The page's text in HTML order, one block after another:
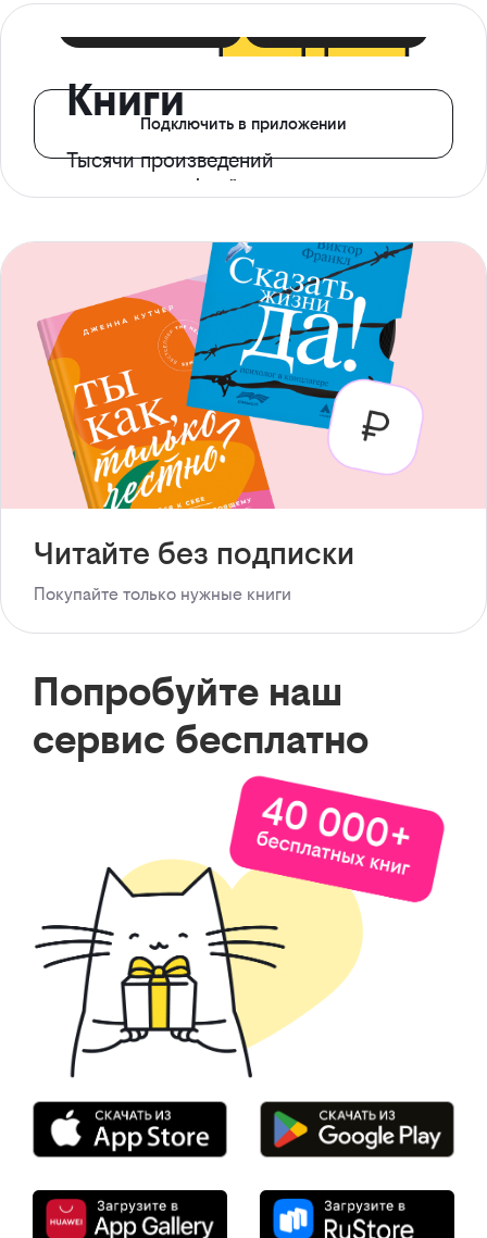
Книги
Тысячи произведений
с доступом офлайн
Подключить в приложении
Читайте без подписки
Покупайте только нужные книги
Попробуйте наш
сервис бесплатно